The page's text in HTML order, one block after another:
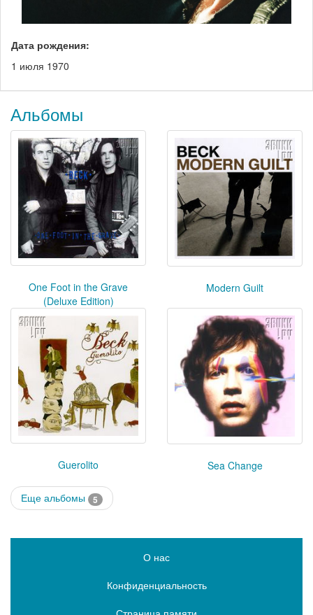
Дата рождения:
1 июля 1970
Альбомы
One Foot in the Grave
(Deluxe Edition)
Modern Guilt
Guerolito Sea Change
Еще альбомы 5
О нас
Конфиденциальность